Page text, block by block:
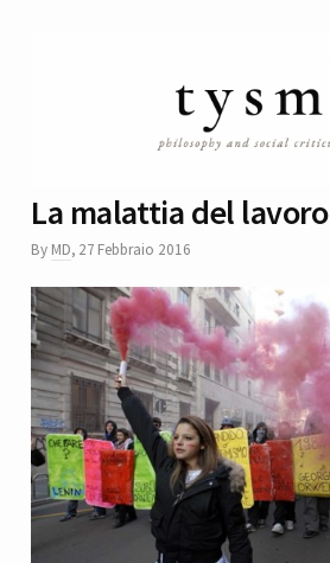
La malattia del lavoro
By MD, 27 Febbraio 2016